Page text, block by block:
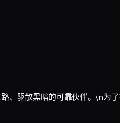
、驱散黑暗的可靠伙伴。\n为